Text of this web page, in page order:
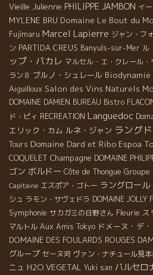
Vieille Julienne PHILIPPE JAMBON イ
MYLENE BRU Domaine Le Bout du
Fujimaru Marcel Lapierre ジャン・フ
ン PARTIDA CREUS Banyuls-sur-Mer ル
ップ・パカレ マルセル・エ・クレール・
ラン８ ブルノ・シュレール Biodynamie
Aiguilloux Salon des Vins Naturels
DOMAINE DAMIEN BUREAU Bistro
ド・ピィ RECREATION Languedoc
エリック・カム ルネ・ジャン ラング
Tours Domaine Dard et Ribo Espoa
COQUELET Champagne DOMAINE
ゴン ボルドー Côte de Thongue Groupe
Capitaine エスポア・ゴトー ラングロール
シュ ラモン・サヴェドラ DOMAINE JOLLY
Symphonie サカガミの日野さん Fleurie ス
マルトル Aux Amis Tokyo ドメーヌ・デ
DOMAINE DES FOULARDS ROUGES
グループ セーヌ河 ヴァン・ナチュール見
ニュ H2O VEGETAL Yuki san バルセロ